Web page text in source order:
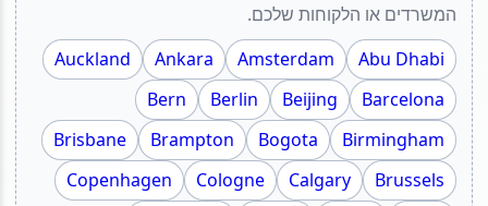
המשרדים או הלקוחות שלכם.
Abu Dhabi
Amsterdam
Ankara
Auckland
Barcelona
Beijing
Berlin
Bern
Birmingham
Bogota
Brampton
Brisbane
Brussels
Calgary
Cologne
Copenhagen